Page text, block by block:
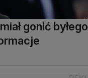
gonić byłego